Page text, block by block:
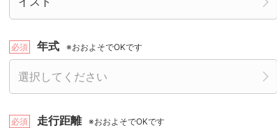
年式 ※おおよそでOKです
走行距離 ※おおよそでOKです